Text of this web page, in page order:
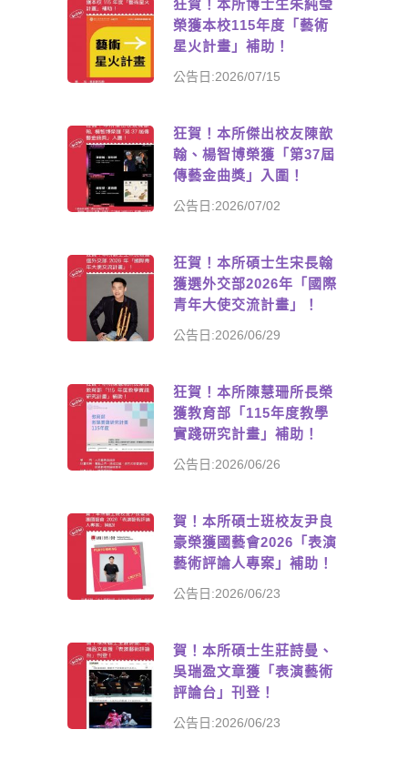
狂賀！本所博士生朱純瑩
榮獲本校115年度「藝術
星火計畫」補助！
公告日:2026/07/15
狂賀！本所傑出校友陳歆
翰、楊智博榮獲「第37屆
傳藝金曲獎」入圍！
公告日:2026/07/02
狂賀！本所碩士生宋長翰
獲選外交部2026年「國際
青年大使交流計畫」！
公告日:2026/06/29
狂賀！本所陳慧珊所長榮
獲教育部「115年度教學
實踐研究計畫」補助！
公告日:2026/06/26
賀！本所碩士班校友尹良
豪榮獲國藝會2026「表演
藝術評論人專案」補助！
公告日:2026/06/23
賀！本所碩士生莊詩曼、
吳瑞盈文章獲「表演藝術
評論台」刊登！
公告日:2026/06/23